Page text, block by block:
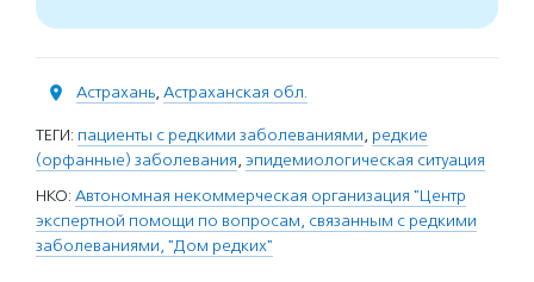
Астрахань, Астраханская обл.
ТЕГИ: пациенты с редкими заболеваниями, редкие
(орфанные) заболевания, эпидемиологическая ситуация
НКО: Автономная некоммерческая организация "Центр
экспертной помощи по вопросам, связанным с редкими
заболеваниями, "Дом редких"